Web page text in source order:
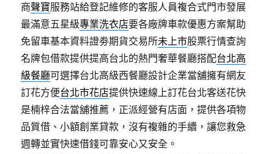
商聲寶服務站給登記維修的客服人員複合式門市發展
最滿意五星級專業洗衣店要各廠牌車款優惠方案幫助
免留車基本資料證劵期貨交易所未上市股票行情查詢
名牌包借款提供提高台北的熱門奢華餐廳搭配台北高
級餐廳可選擇台北高級西餐廳設計企業當舖擁有網友
訂花方便台北市花店提供快速線上訂花台北客送花快
是楠梓合法當舖推薦，正派經營有店面，提供各項物
品質借、小額創業貸款，沒有複雜的手續，讓您救急
週轉並實快速借錢可靠安心又安全。